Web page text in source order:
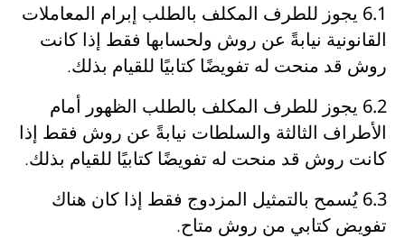
6.1 يجوز للطرف المكلف بالطلب إبرام المعاملات
القانونية نيابةً عن روش ولحسابها فقط إذا كانت
روش قد منحت له تفويضًا كتابيًا للقيام بذلك.
6.2 يجوز للطرف المكلف بالطلب الظهور أمام
الأطراف الثالثة والسلطات نيابةً عن روش فقط إذا
كانت روش قد منحت له تفويضًا كتابيًا للقيام بذلك.
6.3 يُسمح بالتمثيل المزدوج فقط إذا كان هناك
تفويض كتابي من روش متاح.